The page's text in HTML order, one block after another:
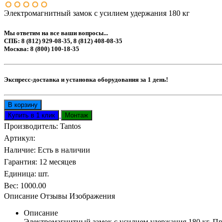
Электромагнитный замок с усилием удержания 180 кг
Мы ответим на все ваши вопросы...
СПБ: 8 (812) 929-08-35, 8 (812) 408-08-35
Москва: 8 (800) 100-18-35
Экспресс-доставка и установка оборудования за 1 день!
Производитель: Tantos
Артикул:
Наличие: Есть в наличии
Гарантия: 12 месяцев
Единица: шт.
Вес: 1000.00
Описание Отзывы Изображения
Описание